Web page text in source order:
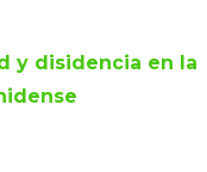
y disidencia en la